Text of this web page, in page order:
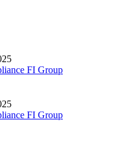
FI Group
FI Group